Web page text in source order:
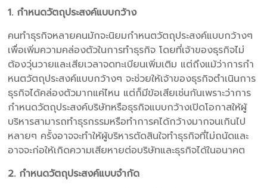
1. กำหนดวัตถุประสงค์แบบกว้าง
คนทำธุรกิจหลายคนมักจะนิยมกำหนตวัตถุประสงค์แบบกว้างๆ
เพื่อเพิ่มความคล่องตัวในการทำธุรกิจ โดยที่เจ้าของธุรกิจไม่
ต้องวุ่นวายและเสียเวลาจดทะเบียนเพิ่มเติม แต่ถึงแม้ว่าการกำ
หนตวัตถุประสงค์แบบกว้างๆ จะช่วยให้เจ้าของธุรกิจตำเนินการ
ธุรกิจได้คล่องตัวมากแค่ไหน แต่ก็มีข้อเสียเช่นกันเพราะว่าการ
กำหนดวัตถุประสงค์บริษัทหรือธุรกิจแบบกว้างเปิดโอกาสให้ผู้
บริหารสามารถทำธุรกรรมหรือทำการคได้กว้างมากจนเกินไป
หลายๆ ครั้งอาจจะทำให้ผู้บริหารตัดสินใจทำธุรกิจที่ไม่ถนัดและ
อาจจะก่อให้เกิดความเสียหายต่อบริษัทและธุรกิจได้ในอนาคต
2. กำหนดวัตถุประสงค์แบบจำกัด